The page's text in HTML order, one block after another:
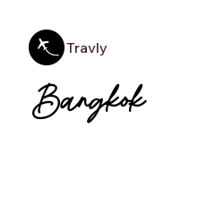
Travly
Bangkok